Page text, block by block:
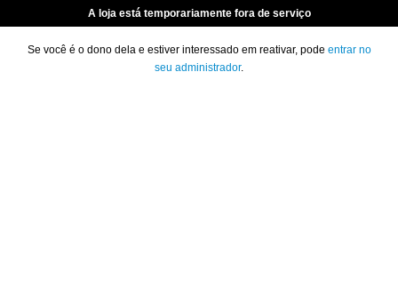
A loja está temporariamente fora de serviço
Se você é o dono dela e estiver interessado em reativar, pode entrar no
seu administrador.